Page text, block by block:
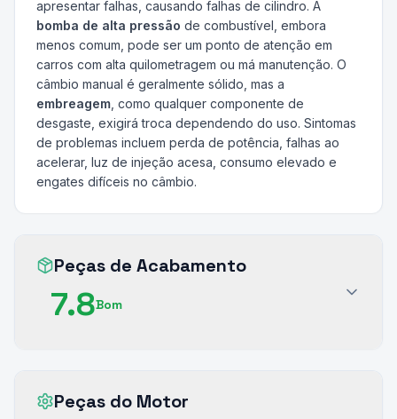
apresentar falhas, causando falhas de cilindro. A
bomba de alta pressão de combustível, embora
menos comum, pode ser um ponto de atenção em
carros com alta quilometragem ou má manutenção. O
câmbio manual é geralmente sólido, mas a
embreagem , como qualquer componente de
desgaste, exigirá troca dependendo do uso. Sintomas
de problemas incluem perda de potência, falhas ao
acelerar, luz de injeção acesa, consumo elevado e
engates difíceis no câmbio.
Peças de Acabamento
7.8Bom
Peças do Motor